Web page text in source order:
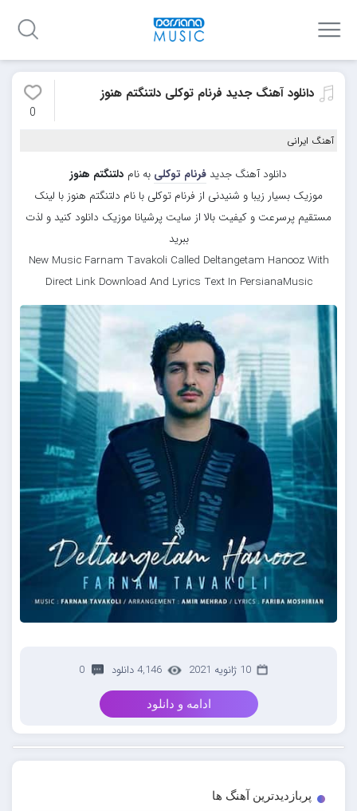
دانلود آهنگ جدید فرنام توکلی دلتنگتم هنوز
0
آهنگ ایرانی
دانلود آهنگ جدید فرنام توکلی به نام دلتنگتم هنوز
موزیک بسیار زیبا و شنیدنی از فرنام توکلی با نام دلتنگتم هنوز با لینک
مستقیم پرسرعت و کیفیت بالا از سایت پرشیانا موزیک دانلود کنید و لذت
ببرید
New Music Farnam Tavakoli Called Deltangetam Hanooz With
Direct Link Download And Lyrics Text In PersianaMusic
10 ژانویه 2021 4,146 دانلود 0
ادامه و دانلود
پربازدیدترین آهنگ ها